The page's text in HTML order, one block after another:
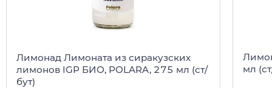
Лимонад Лимоната из сиракузских
лимонов IGP БИО, POLARA, 275 мл (ст/
бут)
мл